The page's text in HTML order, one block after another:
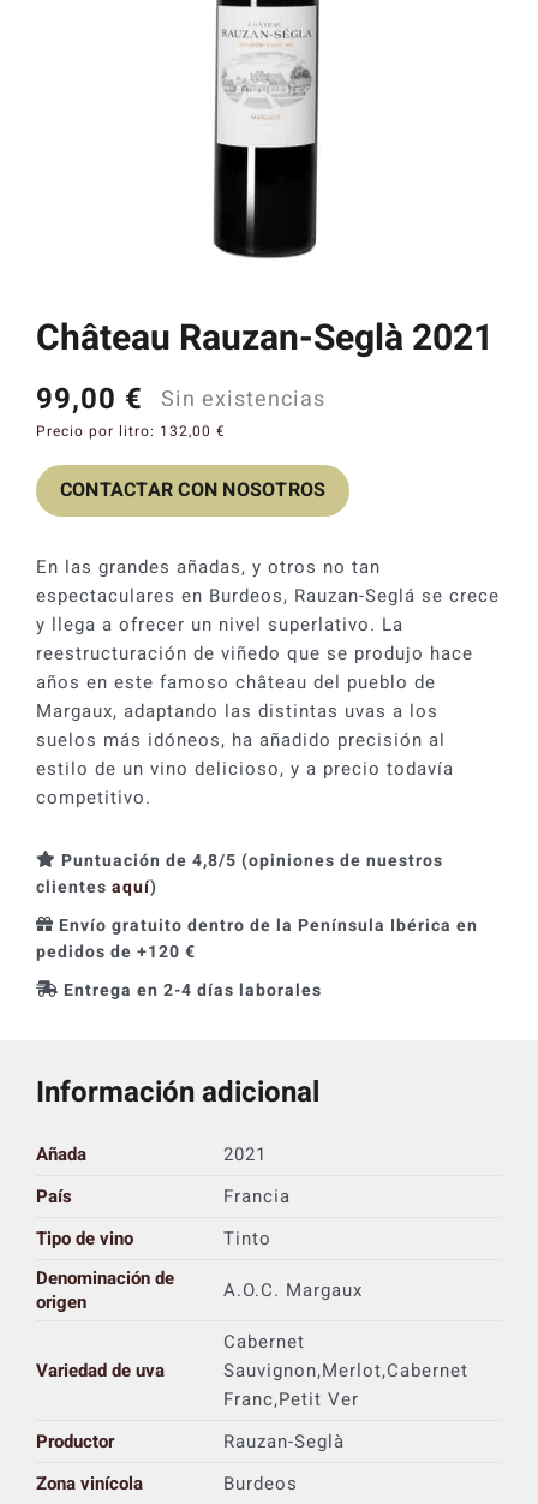
Château Rauzan-Seglà 2021
99,00 € Sin existencias
Precio por litro: 132,00 €
CONTACTAR CON NOSOTROS
En las grandes añadas, y otros no tan
espectaculares en Burdeos, Rauzan-Seglá se crece
y llega a ofrecer un nivel superlativo. La
reestructuración de viñedo que se produjo hace
años en este famoso château del pueblo de
Margaux, adaptando las distintas uvas a los
suelos más idóneos, ha añadido precisión al
estilo de un vino delicioso, y a precio todavía
competitivo.
Puntuación de 4,8/5 (opiniones de nuestros
clientes aquí)
Envío gratuito dentro de la Península Ibérica en
pedidos de +120 €
Entrega en 2-4 días laborales
Información adicional
Añada
2021
País
Francia
Tipo de vino
Tinto
Denominación de
origen
A.O.C. Margaux
Variedad de uva
Cabernet
Sauvignon,Merlot,Cabernet
Franc,Petit Ver
Productor
Rauzan-Seglà
Zona vinícola
Burdeos